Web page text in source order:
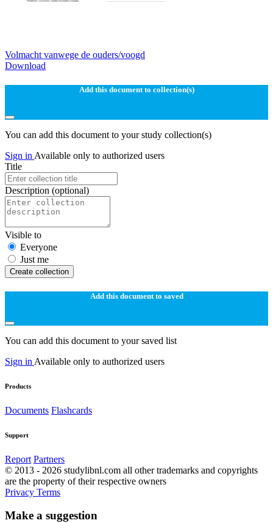
Volmacht vanwege de ouders/voogd
Download
Add this document to collection(s)
You can add this document to your study collection(s)
Sign in Available only to authorized users
Title
Description (optional)
Visible to
Everyone
Just me
Create collection
Add this document to saved
You can add this document to your saved list
Sign in Available only to authorized users
Products
Documents Flashcards
Support
Report Partners
© 2013 - 2026 studylibnl.com all other trademarks and copyrights
are the property of their respective owners
Privacy Terms
Make a suggestion